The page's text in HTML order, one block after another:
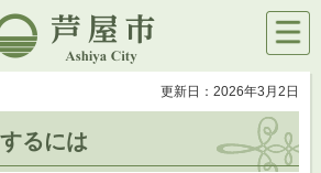
屋市
メニ
ュー
更新日：2026年3月2日
るには